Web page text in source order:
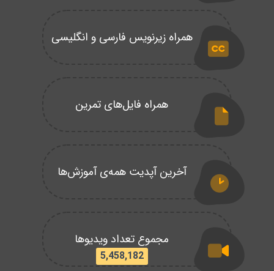
همراه زیرنویس فارسی و انگلیسی
همراه فایل‌های تمرین
آخرین آپدیت همه‌ی آموزش‌ها
مجموع تعداد ویدیوها
5,458,182